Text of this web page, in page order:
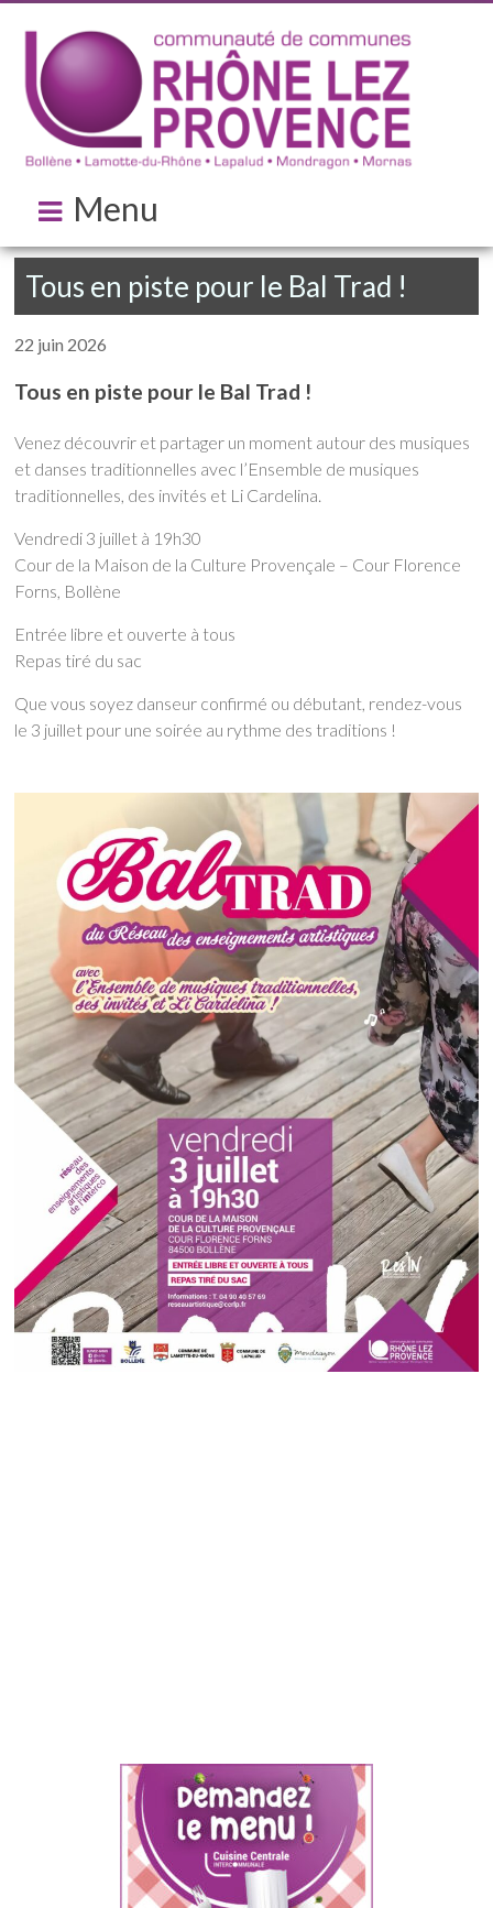
Menu
Tous en piste pour le Bal Trad !
22 juin 2026
Tous en piste pour le Bal Trad !
Venez découvrir et partager un moment autour des musiques
et danses traditionnelles avec l’Ensemble de musiques
traditionnelles, des invités et Li Cardelina.
Vendredi 3 juillet à 19h30
Cour de la Maison de la Culture Provençale – Cour Florence
Forns, Bollène
Entrée libre et ouverte à tous
Repas tiré du sac
Que vous soyez danseur confirmé ou débutant, rendez-vous
le 3 juillet pour une soirée au rythme des traditions !